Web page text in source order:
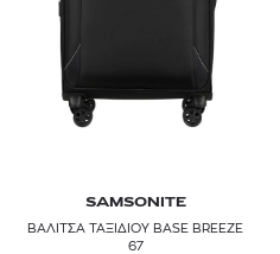
THE NORTH FACE
TUMI
Πολύχρωμο
SAMSONITE
ΒΑΛΙΤΣΑ ΤΑΞΙΔΙΟΥ BASE BREEZE
67